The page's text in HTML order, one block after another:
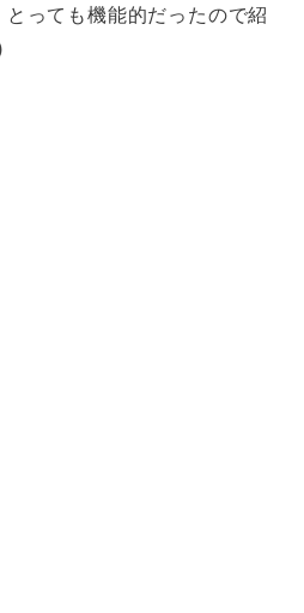
っても機能的だったので紹